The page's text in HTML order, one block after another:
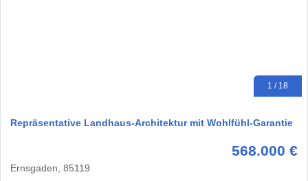
1 / 18
Repräsentative Landhaus-Architektur mit Wohlfühl-Garantie
568.000 €
Ernsgaden, 85119